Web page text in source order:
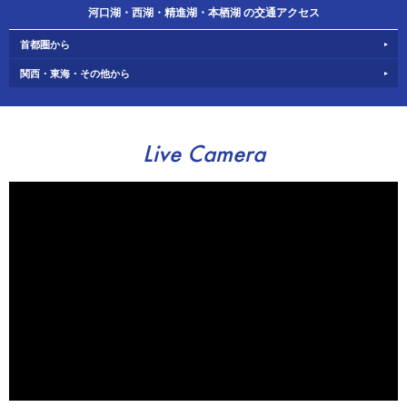
河口湖・西湖・精進湖・本栖湖 の交通アクセス
首都圏から
関西・東海・その他から
Live Camera